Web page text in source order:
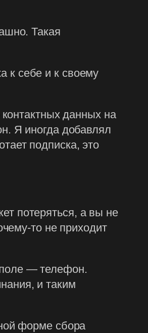
Такая
к себе и к своему
данных на
Я иногда добавлял
подписка, это
потеряться, а вы не
то не приходит
— телефон.
и таким
форме сбора